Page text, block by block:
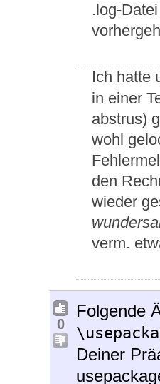
.log-
Ich hatte
in einer
abstrus)
wohl
den
wieder
verm.
0
Folgende
Deiner